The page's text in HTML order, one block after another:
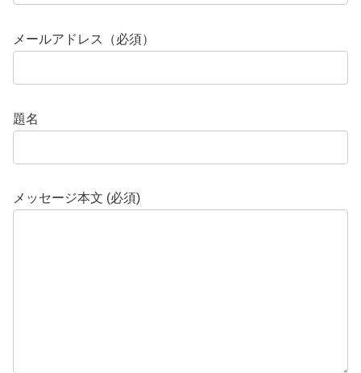
メールアドレス（必須）
題名
メッセージ本文 (必須)